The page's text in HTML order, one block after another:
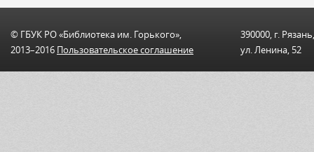
© ГБУК РО «Библиотека им. Горького»,
2013–2016 Пользовательскоe соглашениe
390000, г. Рязань,
ул. Ленина, 52